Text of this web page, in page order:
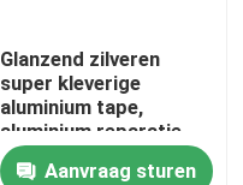
Glanzend zilveren
super kleverige
aluminium tape,
aluminium reparatie
tape zonder voering
Aanvraag sturen